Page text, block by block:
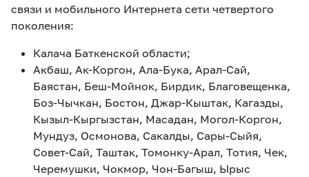
связи и мобильного Интернета сети четвертого
поколения:
Калача Баткенской области;
Акбаш, Ак-Коргон, Ала-Бука, Арал-Сай,
Баястан, Беш-Мойнок, Бирдик, Благовещенка,
Боз-Чычкан, Бостон, Джар-Кыштак, Кагазды,
Кызыл-Кыргызстан, Масадан, Могол-Коргон,
Мундуз, Осмонова, Сакалды, Сары-Сыйя,
Совет-Сай, Таштак, Томонку-Арал, Тотия, Чек,
Черемушки, Чокмор, Чон-Багыш, Ырыс